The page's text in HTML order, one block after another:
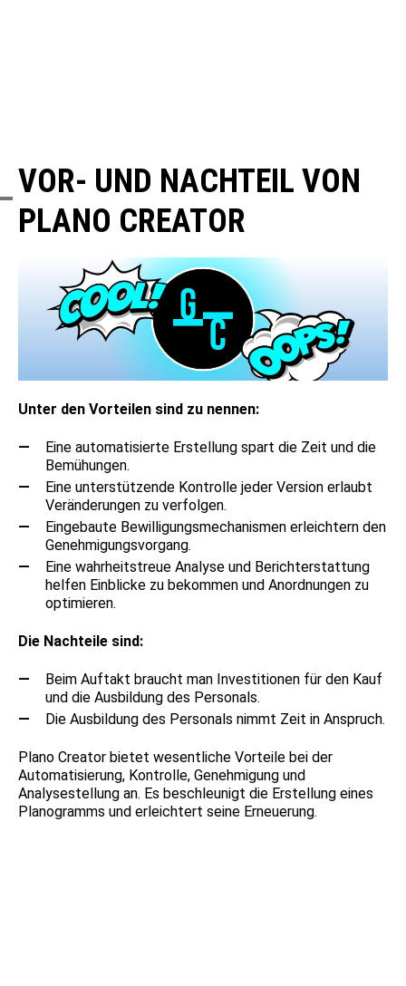
VOR- UND NACHTEIL VON
PLANO CREATOR
Unter den Vorteilen sind zu nennen:
Eine automatisierte Erstellung spart die Zeit und die
Bemühungen.
Eine unterstützende Kontrolle jeder Version erlaubt
Veränderungen zu verfolgen.
Eingebaute Bewilligungsmechanismen erleichtern den
Genehmigungsvorgang.
Eine wahrheitstreue Analyse und Berichterstattung
helfen Einblicke zu bekommen und Anordnungen zu
optimieren.
Die Nachteile sind:
Beim Auftakt braucht man Investitionen für den Kauf
und die Ausbildung des Personals.
Die Ausbildung des Personals nimmt Zeit in Anspruch.
Plano Creator bietet wesentliche Vorteile bei der
Automatisierung, Kontrolle, Genehmigung und
Analysestellung an. Es beschleunigt die Erstellung eines
Planogramms und erleichtert seine Erneuerung.